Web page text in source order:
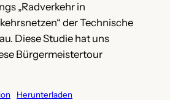
„Radverkehr in
der Technische
Diese Studie hat uns
Bürgermeistertour
Herunterladen